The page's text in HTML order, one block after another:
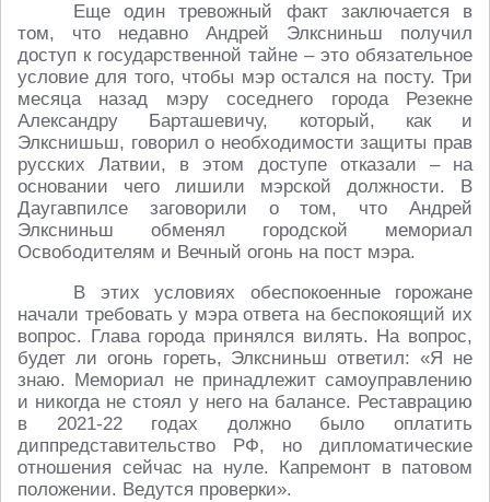
Еще один тревожный факт заключается в
том, что недавно Андрей Элксниньш получил
доступ к государственной тайне – это обязательное
условие для того, чтобы мэр остался на посту. Три
месяца назад мэру соседнего города Резекне
Александру Барташевичу, который, как и
Элкснишьш, говорил о необходимости защиты прав
русских Латвии, в этом доступе отказали – на
основании чего лишили мэрской должности. В
Даугавпилсе заговорили о том, что Андрей
Элксниньш обменял городской мемориал
Освободителям и Вечный огонь на пост мэра.
В этих условиях обеспокоенные горожане
начали требовать у мэра ответа на беспокоящий их
вопрос. Глава города принялся вилять. На вопрос,
будет ли огонь гореть, Элксниньш ответил: «Я не
знаю. Мемориал не принадлежит самоуправлению
и никогда не стоял у него на балансе. Реставрацию
в 2021-22 годах должно было оплатить
диппредставительство РФ, но дипломатические
отношения сейчас на нуле. Капремонт в патовом
положении. Ведутся проверки».